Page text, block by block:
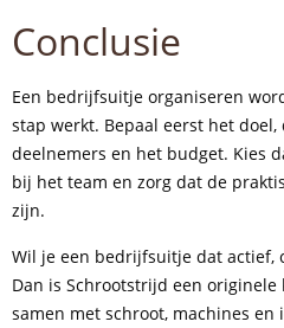
Conclusie
Een bedrijfsuitje organiseren
stap werkt. Bepaal eerst het
deelnemers en het budget. Kies
bij het team en zorg dat de
zijn.
Wil je een bedrijfsuitje dat actief,
Dan is Schrootstrijd een originele
samen met schroot, machines en